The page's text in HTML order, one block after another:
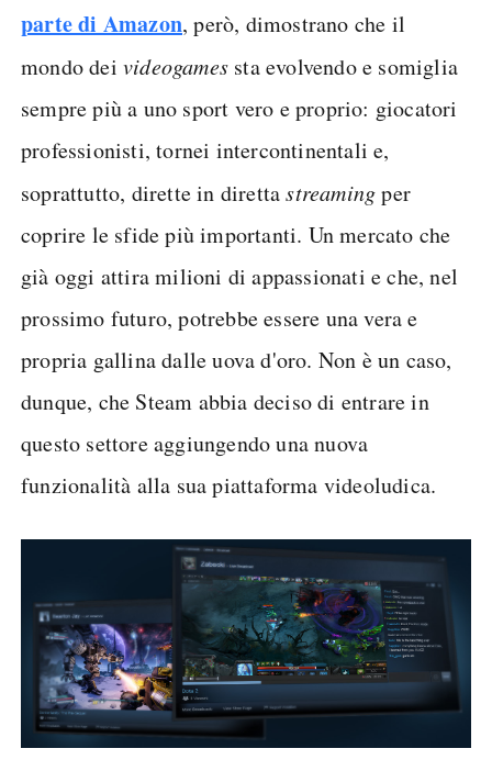
parte di Amazon, però, dimostrano che il
mondo dei videogames sta evolvendo e somiglia
sempre più a uno sport vero e proprio: giocatori
professionisti, tornei intercontinentali e,
soprattutto, dirette in direttastreamingper
coprire le sfide più importanti. Un mercato che
già oggi attira milioni di appassionati e che, nel
prossimo futuro, potrebbe essere una vera e
propria gallina dalle uova d'oro. Non è un caso,
dunque, che Steam abbia deciso di entrare in
questo settore aggiungendo una nuova
funzionalità alla sua piattaforma videoludica.